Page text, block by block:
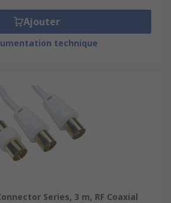
Ajouter
technique
Series, 3 m, RF Coaxial